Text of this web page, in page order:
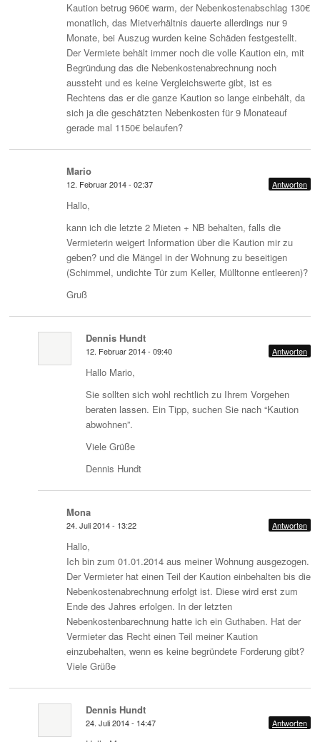
Kaution betrug 960€ warm, der Nebenkostenabschlag 130€
monatlich, das Mietverhältnis dauerte allerdings nur 9
Monate, bei Auszug wurden keine Schäden festgestellt.
Der Vermiete behält immer noch die volle Kaution ein, mit
Begründung das die Nebenkostenabrechnung noch
aussteht und es keine Vergleichswerte gibt, ist es
Rechtens das er die ganze Kaution so lange einbehält, da
sich ja die geschätzten Nebenkosten für 9 Monateauf
gerade mal 1150€ belaufen?
Mario
12. Februar 2014 - 02:37 Antworten
Hallo,
kann ich die letzte 2 Mieten + NB behalten, falls die
Vermieterin weigert Information über die Kaution mir zu
geben? und die Mängel in der Wohnung zu beseitigen
(Schimmel, undichte Tür zum Keller, Mülltonne entleeren)?
Gruß
Dennis Hundt
12. Februar 2014 - 09:40 Antworten
Hallo Mario,
Sie sollten sich wohl rechtlich zu Ihrem Vorgehen
beraten lassen. Ein Tipp, suchen Sie nach “Kaution
abwohnen”.
Viele Grüße
Dennis Hundt
Mona
24. Juli 2014 - 13:22 Antworten
Hallo,
Ich bin zum 01.01.2014 aus meiner Wohnung ausgezogen.
Der Vermieter hat einen Teil der Kaution einbehalten bis die
Nebenkostenabrechnung erfolgt ist. Diese wird erst zum
Ende des Jahres erfolgen. In der letzten
Nebenkostenbarechnung hatte ich ein Guthaben. Hat der
Vermieter das Recht einen Teil meiner Kaution
einzubehalten, wenn es keine begründete Forderung gibt?
Viele Grüße
Dennis Hundt
24. Juli 2014 - 14:47 Antworten